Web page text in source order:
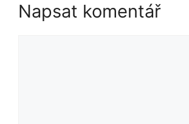
Napsat komentář